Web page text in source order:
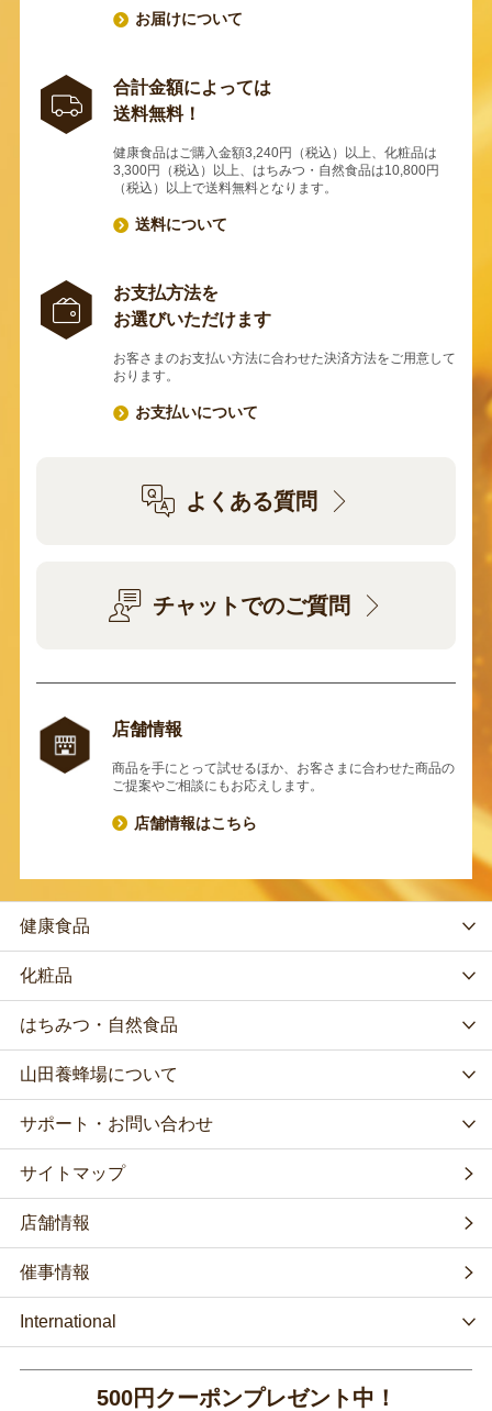
お届けについて
合計金額によっては
送料無料！
健康食品はご購入金額3,240円（税込）以上、化粧品は
3,300円（税込）以上、はちみつ・自然食品は10,800円
（税込）以上で送料無料となります。
送料について
お支払方法を
お選びいただけます
お客さまのお支払い方法に合わせた決済方法をご用意して
おります。
お支払いについて
よくある質問
チャットでのご質問
店舗情報
商品を手にとって試せるほか、お客さまに合わせた商品の
ご提案やご相談にもお応えします。
店舗情報はこちら
健康食品
化粧品
はちみつ・自然食品
山田養蜂場について
サポート・お問い合わせ
サイトマップ
店舗情報
催事情報
International
500円クーポンプレゼント中！